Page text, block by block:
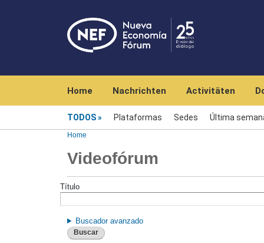
Home Nachrichten Activitäten
TODOS Plataformas Sedes Última
Home
Videofórum
Título
Buscador avanzado
Buscar